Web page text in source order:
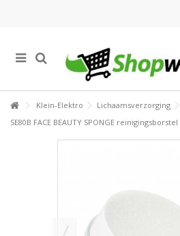
Klein-Elektro Lichaamsverzorging
SE80B FACE BEAUTY SPONGE reinigingsborstel